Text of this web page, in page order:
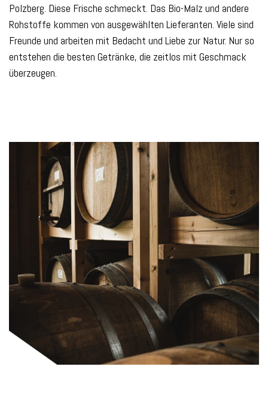
Polzberg. Diese Frische schmeckt. Das Bio-Malz und andere
Rohstoffe kommen von ausgewählten Lieferanten. Viele sind
Freunde und arbeiten mit Bedacht und Liebe zur Natur. Nur so
entstehen die besten Getränke, die zeitlos mit Geschmack
überzeugen.